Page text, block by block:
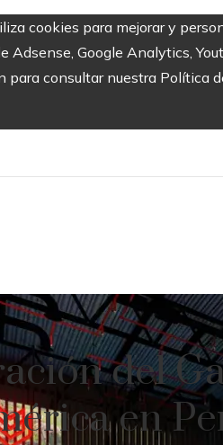
cookies para mejorar y
Adsense, Google Analytics,
para consultar nuestra Política
del
en